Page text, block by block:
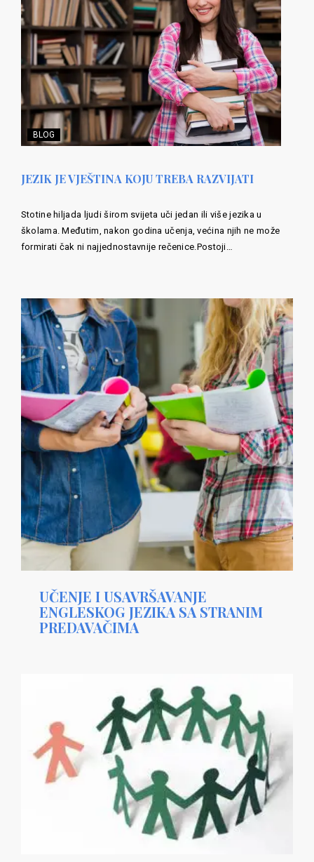
BLOG
JEZIK JE VJEŠTINA KOJU TREBA RAZVIJATI
Stotine hiljada ljudi širom svijeta uči jedan ili više jezika u
školama. Međutim, nakon godina učenja, većina njih ne može
formirati čak ni najjednostavnije rečenice.Postoji…
UČENJE I USAVRŠAVANJE
ENGLESKOG JEZIKA SA STRANIM
PREDAVAČIMA